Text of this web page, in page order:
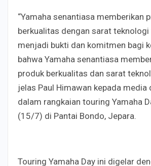
“Yamaha senantiasa memberikan
berkualitas dengan sarat teknologi
menjadi bukti dan komitmen bagi
bahwa Yamaha senantiasa
produk berkualitas dan sarat
jelas Paul Himawan kepada media
dalam rangkaian touring Yamaha
(15/7) di Pantai Bondo, Jepara.
Touring Yamaha Day ini digelar